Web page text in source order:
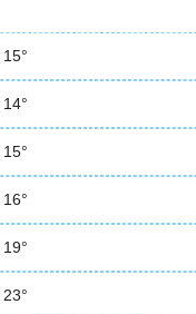
15°
14°
15°
16°
19°
23°